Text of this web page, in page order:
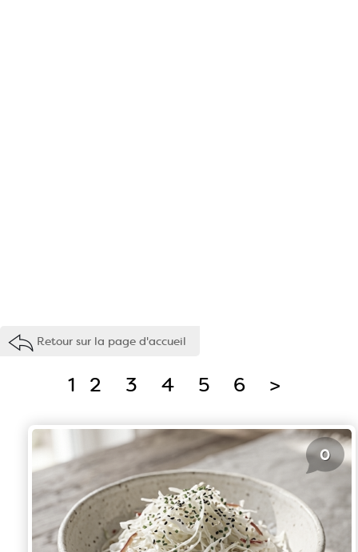
Retour sur la page d'accueil
1 2 3 4 5 6 >
0